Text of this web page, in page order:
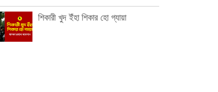
শিকারী খুদ ইঁহা শিকার হো গ্যায়া